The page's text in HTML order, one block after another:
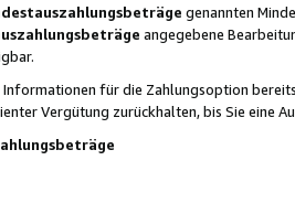
genannten
angegebene
für die Zahlungsoption
Vergütung zurückhalten, bis Sie